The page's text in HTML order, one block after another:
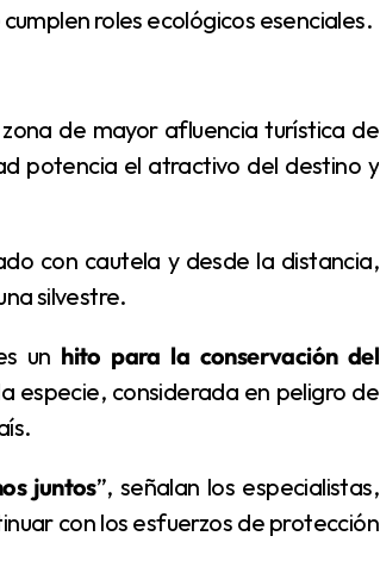
roles ecológicos esenciales.
de mayor afluencia turística de
potencia el atractivo del destino y
silvestre.
un hito para la conservación del
especie, considerada en peligro de
juntos”, señalan los especialistas,
con los esfuerzos de protección